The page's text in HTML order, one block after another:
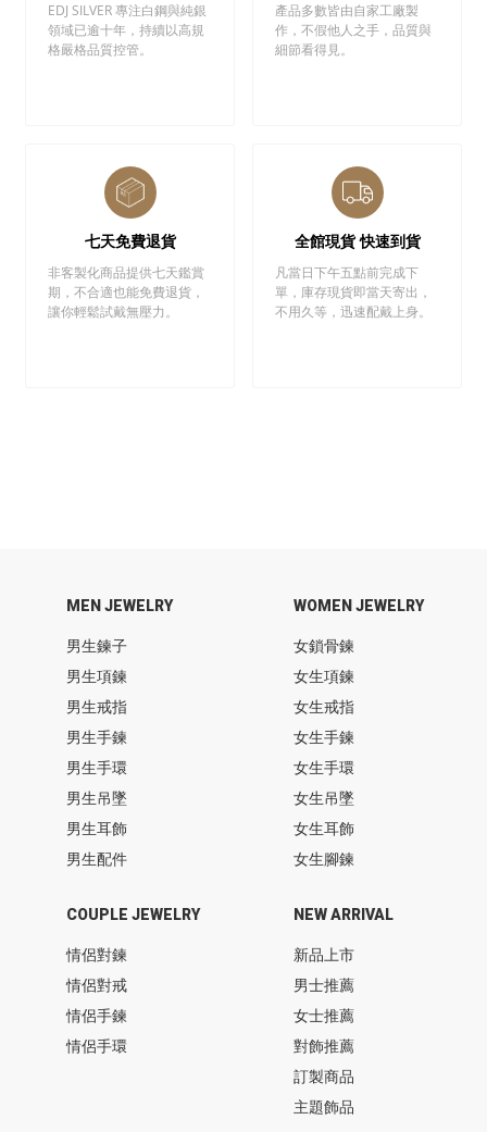
EDJ SILVER 專注白鋼與純銀
領域已逾十年，持續以高規
格嚴格品質控管。
產品多數皆由自家工廠製
作，不假他人之手，品質與
細節看得見。
七天免費退貨
非客製化商品提供七天鑑賞
期，不合適也能免費退貨，
讓你輕鬆試戴無壓力。
全館現貨 快速到貨
凡當日下午五點前完成下
單，庫存現貨即當天寄出，
不用久等，迅速配戴上身。
MEN JEWELRY
男生鍊子
男生項鍊
男生戒指
男生手鍊
男生手環
男生吊墜
男生耳飾
男生配件
WOMEN JEWELRY
女鎖骨鍊
女生項鍊
女生戒指
女生手鍊
女生手環
女生吊墜
女生耳飾
女生腳鍊
COUPLE JEWELRY
情侶對鍊
情侶對戒
情侶手鍊
情侶手環
NEW ARRIVAL
新品上市
男士推薦
女士推薦
對飾推薦
訂製商品
主題飾品